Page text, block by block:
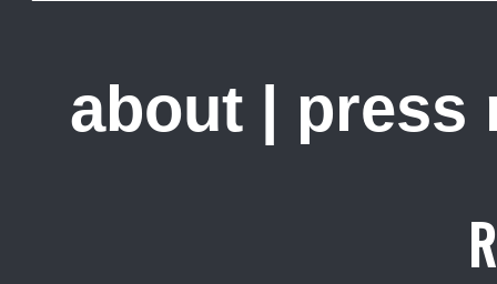
about | press